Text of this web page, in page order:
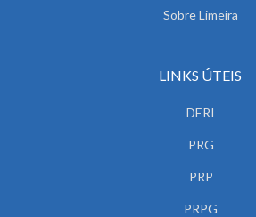
Sobre Limeira
LINKS ÚTEIS
DERI
PRG
PRP
PRPG